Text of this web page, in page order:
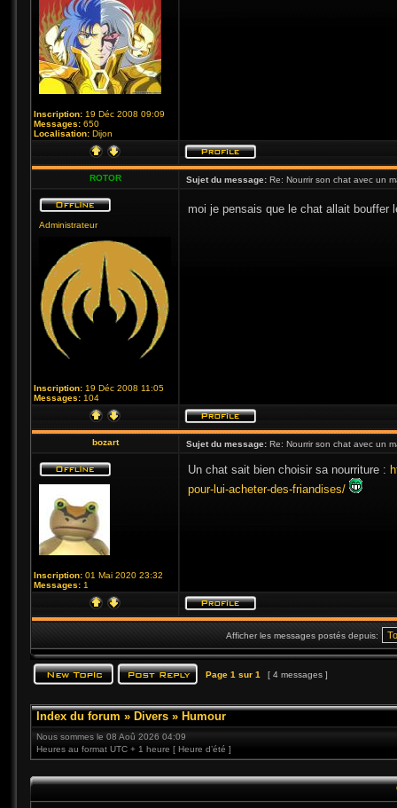
Inscription: 19 Déc 2008 09:09
Messages: 650
Localisation: Dijon
ROTOR Sujet du message: Re: Nourrir son chat avec un
Administrateur
Inscription: 19 Déc 2008 11:05
Messages: 104
moi je pensais que le chat allait bouffer
bozart Sujet du message: Re: Nourrir son chat avec un
Inscription: 01 Mai 2020 23:32
Messages: 1
Un chat sait bien choisir sa nourriture :
pour-lui-acheter-des-friandises/
Afficher les messages postés depuis:
Page 1 sur 1 [ 4 messages ]
Index du forum » Divers » Humour
Nous sommes le 08 Aoû 2026 04:09
Heures au format UTC + 1 heure [ Heure d’été ]